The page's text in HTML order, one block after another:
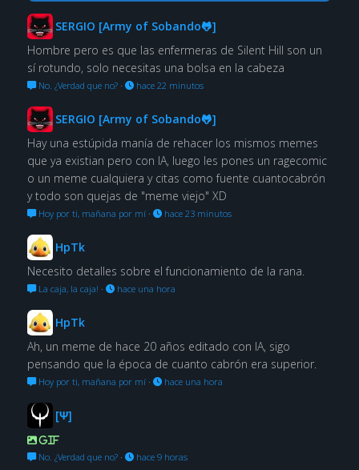
SERGIO [Army of Sobando🐸]
Hombre pero es que las enfermeras de Silent Hill son un
sí rotundo, solo necesitas una bolsa en la cabeza
No. ¿Verdad que no?· hace 22 minutos
SERGIO [Army of Sobando🐸]
Hay una estúpida manía de rehacer los mismos memes
que ya existian pero con IA, luego les pones un ragecomic
o un meme cualquiera y citas como fuente cuantocabrón
y todo son quejas de "meme viejo" XD
Hoy por ti, mañana por mí· hace 23 minutos
HpTk
Necesito detalles sobre el funcionamiento de la rana.
La caja, la caja! · hace una hora
HpTk
Ah, un meme de hace 20 años editado con IA, sigo
pensando que la época de cuanto cabrón era superior.
Hoy por ti, mañana por mí· hace una hora
[Ψ]
GIF
No. ¿Verdad que no?· hace 9 horas